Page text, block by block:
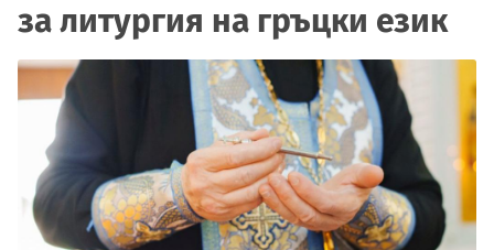
за литургия на гръцки език